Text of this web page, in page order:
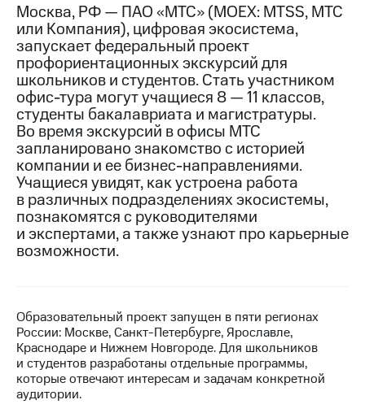
Контакты
Медиа-центр
Пресс-
релизы
МТС
о технологиях
Достижения
Интервью
Финансовая
отчетность
в
регионе
и акционерам
Корпоративное
управление
Москва, РФ — ПАО «МТС» (MOEX: MTSS, МТС
или Компания), цифровая экосистема,
запускает федеральный проект
профориентационных экскурсий для
школьников и студентов. Стать участником
офис-тура могут учащиеся 8 — 11 классов,
студенты бакалавриата и магистратуры.
Во время экскурсий в офисы МТС
запланировано знакомство с историей
компании и ее бизнес-направлениями.
Учащиеся увидят, как устроена работа
в различных подразделениях экосистемы,
познакомятся с руководителями
и экспертами, а также узнают про карьерные
возможности.
Образовательный проект запущен в пяти регионах
России: Москве, Санкт-Петербурге, Ярославле,
Краснодаре и Нижнем Новгороде. Для школьников
и студентов разработаны отдельные программы,
которые отвечают интересам и задачам конкретной
аудитории.